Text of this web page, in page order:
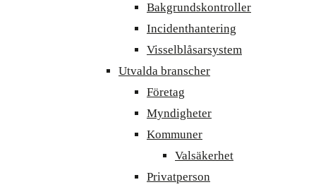
Bakgrundskontroller
Incidenthantering
Visselblåsarsystem
Utvalda branscher
Företag
Myndigheter
Kommuner
Valsäkerhet
Privatperson